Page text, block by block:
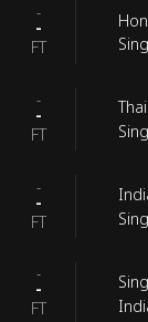
-
-
FT
-
-
FT
-
-
FT
-
-
FT